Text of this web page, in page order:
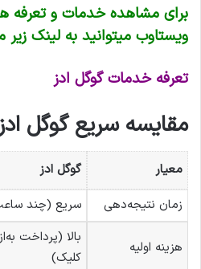
برای مشاهده خدمات و تعرفه
ویستاوب میتوانید به لینک زیر
تعرفه خدمات گوگل ادز
مقایسه سریع گوگل
معیار گوگل ادز
زمان نتیجه‌دهی
سریع (چند
هزینه اولیه
بالا (پرداخت
کلیک)